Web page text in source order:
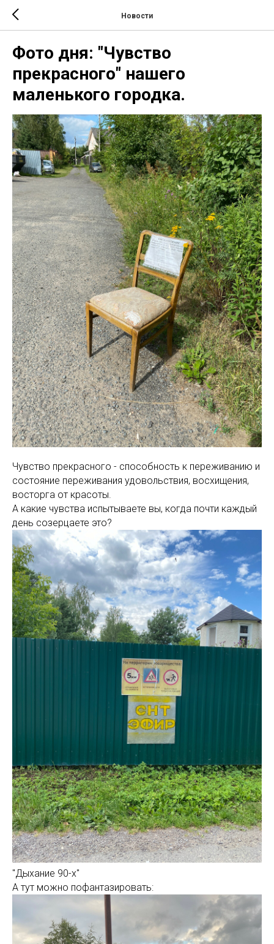
Новости
Фото дня: "Чувство
прекрасного" нашего
маленького городка.
Чувство прекрасного - способность к переживанию и
состояние переживания удовольствия, восхищения,
восторга от красоты.
А какие чувства испытываете вы, когда почти каждый
день созерцаете это?
"Дыхание 90-х"
А тут можно пофантазировать: